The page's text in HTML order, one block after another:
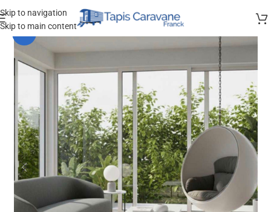
Skip to navigation
Skip to main content